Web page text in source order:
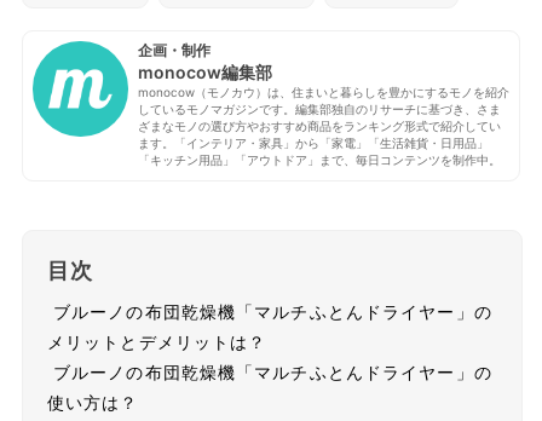
企画・制作
monocow編集部
monocow（モノカウ）は、住まいと暮らしを豊かにするモノを紹介
しているモノマガジンです。編集部独自のリサーチに基づき、さま
ざまなモノの選び方やおすすめ商品をランキング形式で紹介してい
ます。「インテリア・家具」から「家電」「生活雑貨・日用品」
「キッチン用品」「アウトドア」まで、毎日コンテンツを制作中。
目次
ブルーノの布団乾燥機「マルチふとんドライヤー」の
メリットとデメリットは？
ブルーノの布団乾燥機「マルチふとんドライヤー」の
使い方は？